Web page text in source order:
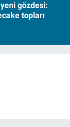
gözdesi:
topları